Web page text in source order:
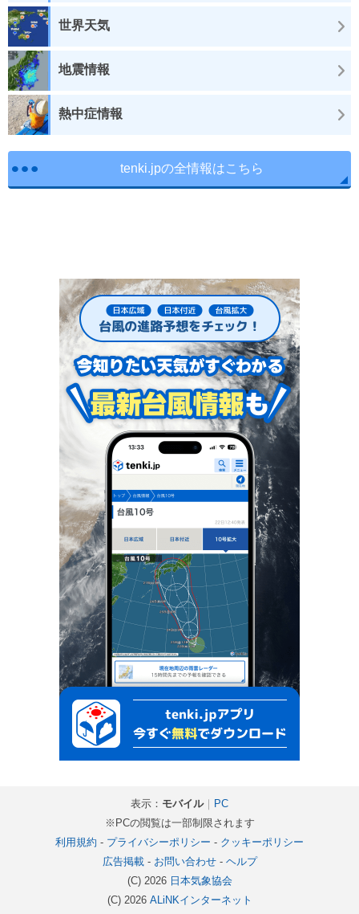
世界天気
地震情報
熱中症情報
tenki.jpの全情報はこちら
表示： モバイル｜
PC
※PCの閲覧は一部制限されます
利用規約 - プライバシーポリシー - クッキーポリシー
広告掲載- お問い合わせ- ヘルプ
(C) 2026 日本気象協会
(C) 2026 ALiNKインターネット